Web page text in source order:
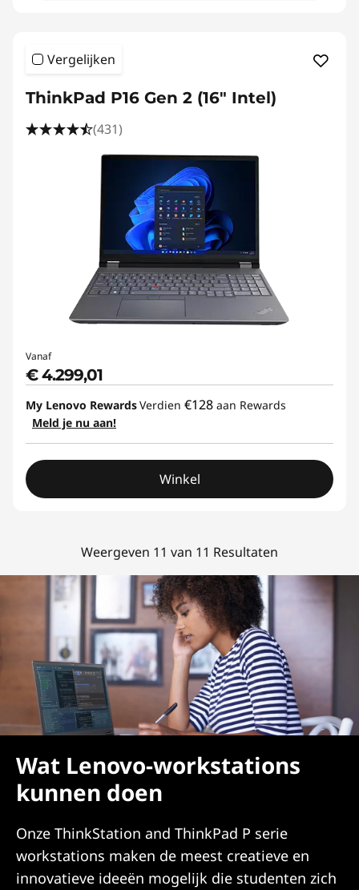
Vergelijken
ThinkPad P16 Gen 2 (16" Intel)
(431)
Vanaf
€ 4.299,01
My Lenovo RewardsVerdien €128 aan Rewards
Meld je nu aan!
Winkel
Weergeven 11 van 11 Resultaten
Wat Lenovo-workstations
kunnen doen
Onze ThinkStation and ThinkPad P serie
workstations maken de meest creatieve en
innovatieve ideeën mogelijk die studenten zich